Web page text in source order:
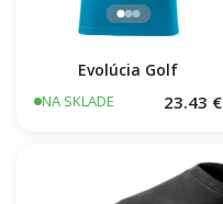
Evolúcia Golf
NA SKLADE 23.43 €